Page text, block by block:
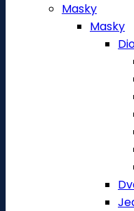
Masky
Masky